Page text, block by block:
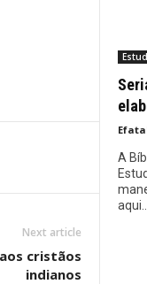
Next article
cristãos
indianos
A
aqui...